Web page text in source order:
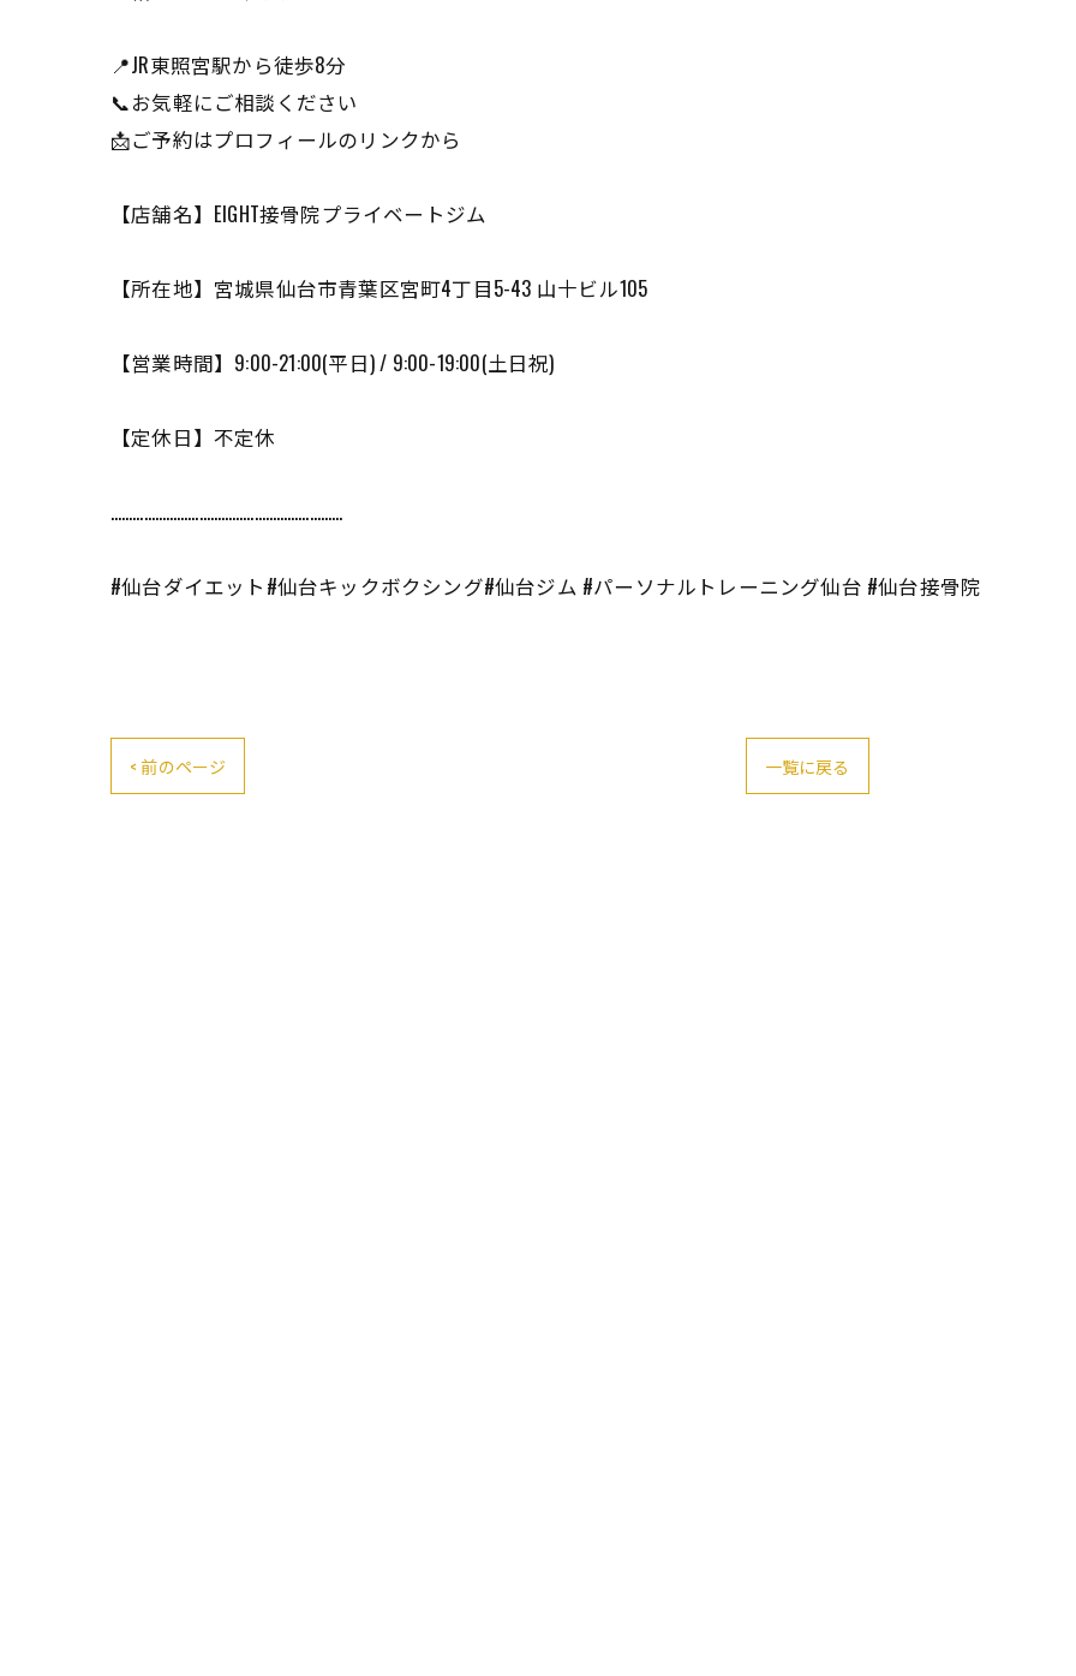
📍JR東照宮駅から徒歩8分
📞お気軽にご相談ください
📩ご予約はプロフィールのリンクから
【店舗名】EIGHT接骨院プライベートジム
【所在地】宮城県仙台市青葉区宮町4丁目5-43 山十ビル105
【営業時間】9:00-21:00(平日) / 9:00-19:00(土日祝)
【定休日】不定休
………………………………………………………
#仙台ダイエット#仙台キックボクシング#仙台ジム #パーソナルトレーニング仙台 #仙台接骨院
< 前のページ 一覧に戻る